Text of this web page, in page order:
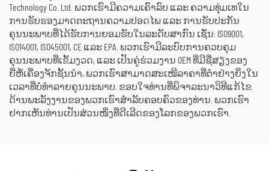
Technology Co. Ltd. ພວກເຮົາມີຄວາມເຄົາລົບ ແລະ ຄວາມທຸ່ມເທໃນ
ການຮັບຮອງມາດຕະຖານຄວາມປອດໄພ ແລະ ການຮັບປະກັນ
ຄຸນນະພາບທີ່ໄດ້ຮັບການຍອມຮັບໃນລະດັບສາກົນ ເຊັ່ນ: ISO9001,
ISO14001, ISO45001, CE ແລະ EPA. ພວກເຮົາມີລະບົບການຄວບຄຸມ
ຄຸນນະພາບທີ່ເຂັ້ມງວດ, ແລະ ເປັນຄູ່ຮ່ວມງານ OEM ທີ່ມີຊື່ສຽງຂອງ
ຍີ່ຫໍ້ເຄື່ອງຈັກຊັ້ນນຳ, ພວກເຮົາສາມາດສະເໜີລາຄາທີ່ຕ່ຳຢ່າງຍິ່ງໃນ
ເວລາທີ່ບໍ່ທຳລາຍຄຸນນະພາບ. ຂອບໃຈທ່ານທີ່ພິຈາລະນາວິທີແກ້ໄຂ
ດ້ານພະລັງງານຂອງພວກເຮົາສຳລັບຄອບຄົວຂອງທ່ານ. ພວກເຮົາ
ຢາກເຫັນທ່ານເປັນສ່ວນໜຶ່ງທີ່ດີເລີດຂອງໂລກຂອງພວກເຮົາ.